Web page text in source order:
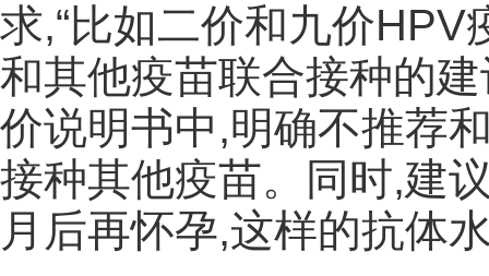
求,“比如二价和九价
和其他疫苗联合接种的
价说明书中,明确不推荐
接种其他疫苗。同时,建
月后再怀孕,这样的抗体